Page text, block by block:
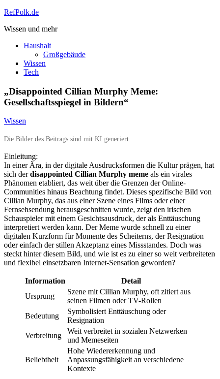
Zum
springen
RefPolk.de
Wissen und mehr
Haushalt
Großgebäude
Wissen
Tech
„Disappointed Cillian Murphy Meme:
Gesellschaftsspiegel in Bildern“
Wissen
Die Bilder des Beitrags sind mit KI generiert.
Einleitung:
In einer Ära, in der digitale Ausdrucksformen die Kultur prägen, hat
sich derdisappointed Cillian Murphy meme als ein virales
Phänomen etabliert, das weit über die Grenzen der Online-
Communities hinaus Beachtung findet. Dieses spezifische Bild von
Cillian Murphy, das aus einer Szene eines Films oder einer
Fernsehsendung herausgeschnitten wurde, zeigt den irischen
Schauspieler mit einem Gesichtsausdruck, der als Enttäuschung
interpretiert werden kann. Der Meme wurde schnell zu einer
digitalen Kurzform für Momente des Scheiterns, der Resignation
oder einfach der stillen Akzeptanz eines Missstandes. Doch was
steckt hinter diesem Bild, und wie ist es zu einer so weit verbreiteten
und flexibel einsetzbaren Internet-Sensation geworden?
Information
Detail
Ursprung
Szene mit Cillian Murphy, oft zitiert aus
seinen Filmen oder TV-Rollen
Bedeutung
Symbolisiert Enttäuschung oder
Resignation
Verbreitung
Weit verbreitet in sozialen Netzwerken
und Memeseiten
Beliebtheit
Hohe Wiedererkennung und
Anpassungsfähigkeit an verschiedene
Kontexte